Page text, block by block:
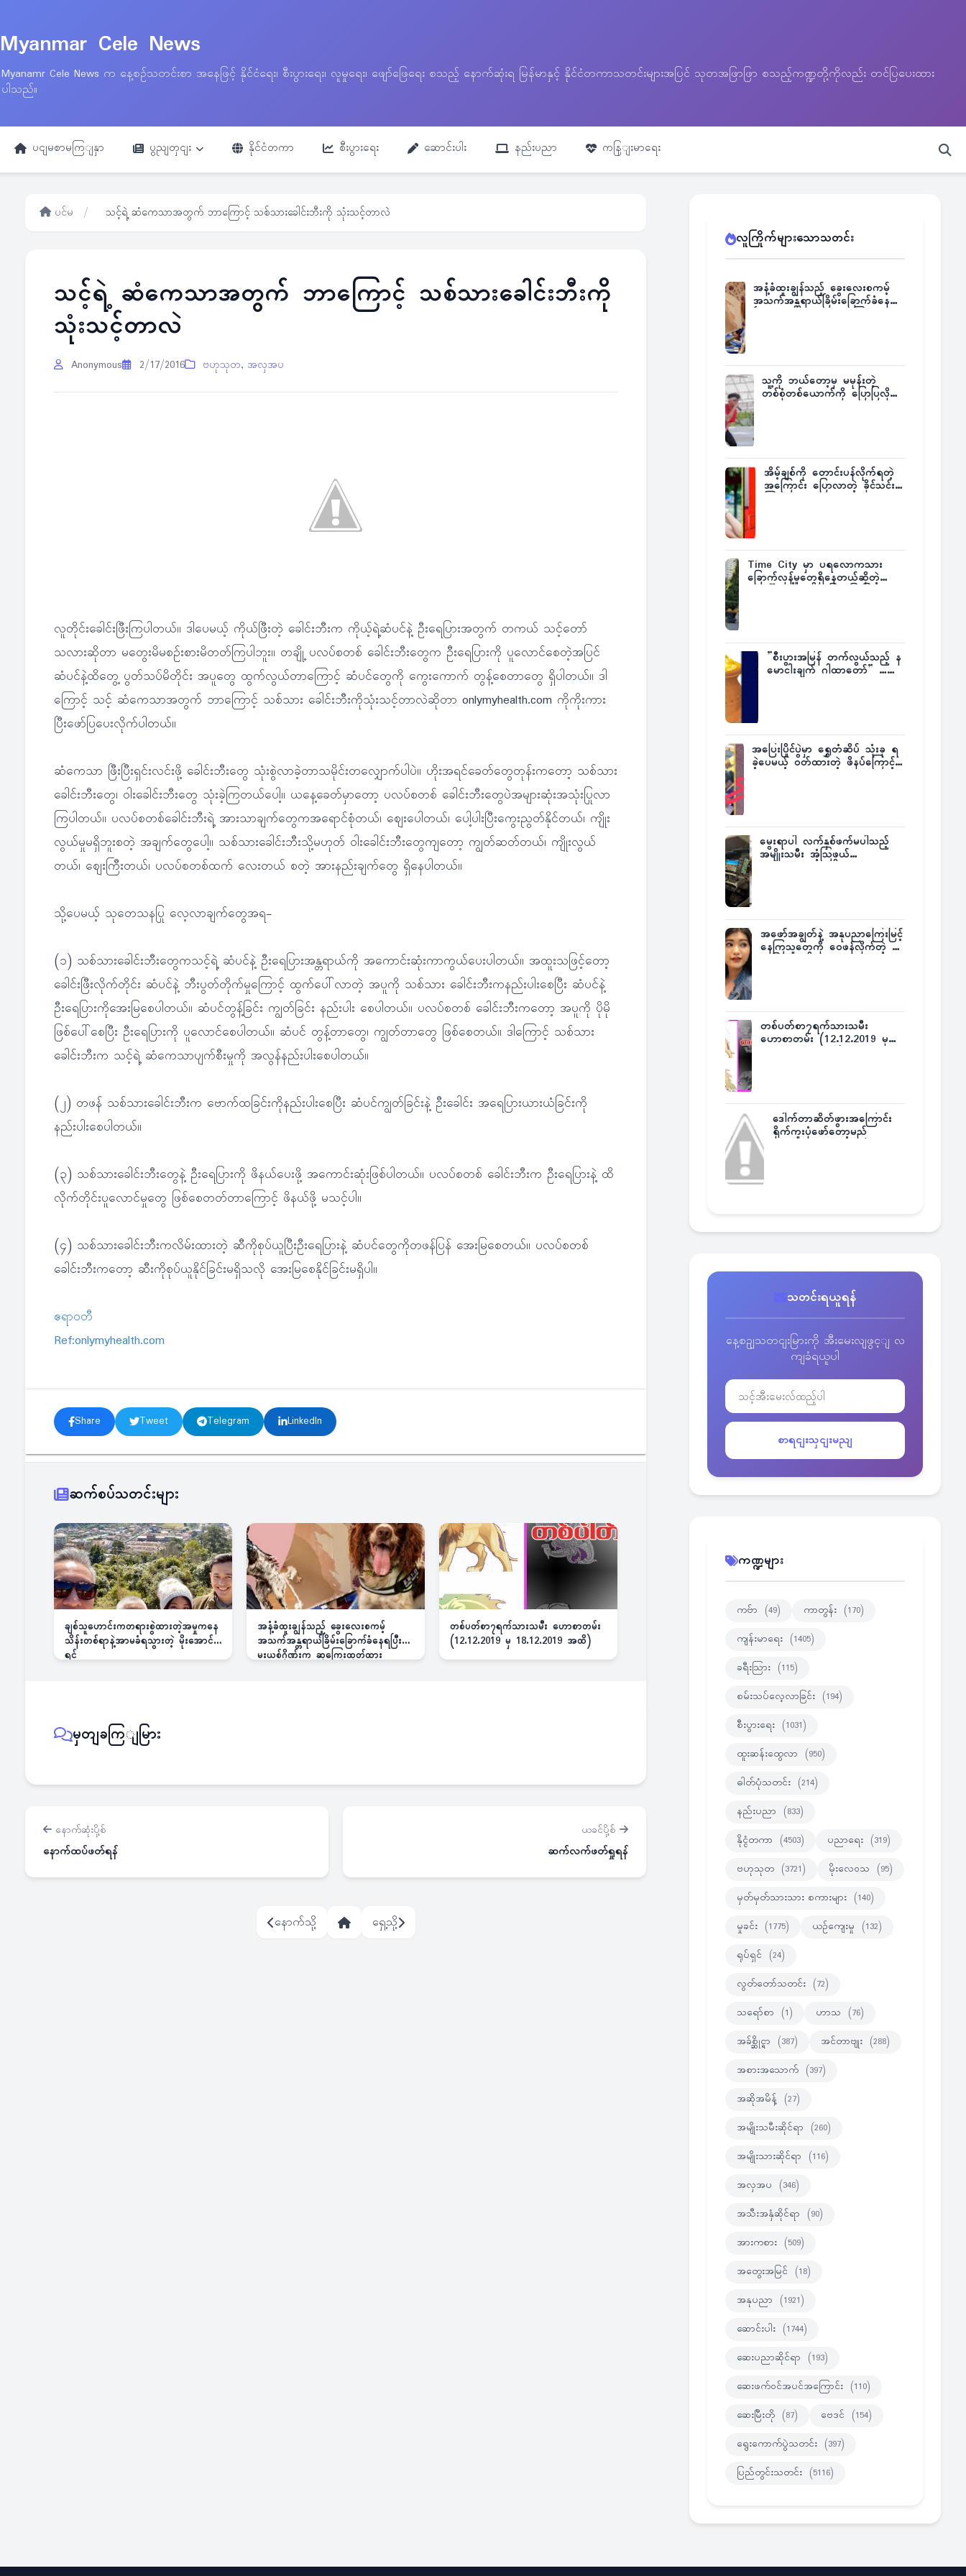
Myanmar Cele News
Myanamr Cele News က နေ့စဉ်သတင်းစာ အနေဖြင့် နိုင်ငံရေး၊ စီးပွားရေး၊ လူမှုရေး၊ ဖျော်ဖြေရေး စသည့် နောက်ဆုံးရ မြန်မာနှင့် နိုင်ငံတကာသတင်းများအပြင် သုတအဖြာဖြာ စသည့်ကဏ္ဍတို့ကိုလည်း တင်ပြပေးထား
ပါသည်။
ပငျမစာမကြျနှာ ပွညျတှငျး နိုင်ငံတကာ စီးပွားရေး ဆောင်းပါး နည်းပညာ ကနြျးမာရေး
ပင်မ / သင့်ရဲ့ ဆံကေသာအတွက် ဘာကြောင့် သစ်သားခေါင်းဘီးကို သုံးသင့်တာလဲ
သင့်ရဲ့ ဆံကေသာအတွက် ဘာကြောင့် သစ်သားခေါင်းဘီးကို
သုံးသင့်တာလဲ
Anonymous 2/17/2016 ဗဟုသုတ, အလှအပ
လူတိုင်းခေါင်းဖြီးကြပါတယ်။ ဒါပေမယ့် ကိုယ်ဖြီးတဲ့ ခေါင်းဘီးက ကိုယ့်ရဲ့ဆံပင်နဲ့ ဦးရေပြားအတွက် တကယ် သင့်တော်
သလားဆိုတာ မတွေးမိမစဉ်းစားမိတတ်ကြပါဘူး။ တချို့ ပလပ်စတစ် ခေါင်းဘီးတွေက ဦးရေပြားကို ပူလောင်စေတဲ့အပြင်
ဆံပင်နဲ့ထိတွေ့ ပွတ်သပ်မိတိုင်း အပူတွေ ထွက်လွယ်တာကြောင့် ဆံပင်တွေကို ကွေးကောက် တွန့်စေတာတွေ ရှိပါတယ်။ ဒါ
ကြောင့် သင့် ဆံကေသာအတွက် ဘာကြောင့် သစ်သား ခေါင်းဘီးကိုသုံးသင့်တာလဲဆိုတာ onlymyhealth.com ကိုကိုးကား
ပြီးဖော်ပြပေးလိုက်ပါတယ်။
ဆံကေသာ ဖြီးပြီးရှင်းလင်းဖို့ ခေါင်းဘီးတွေ သုံးစွဲလာခဲ့တာသမိုင်းတလျှောက်ပါပဲ။ ဟိုးအရင်ခေတ်တွေတုန်းကတော့ သစ်သား
ခေါင်းဘီးတွေ၊ ဝါးခေါင်းဘီးတွေ သုံးခဲ့ကြတယ်ပေါ့။ ယနေ့ခေတ်မှာတော့ ပလပ်စတစ် ခေါင်းဘီးတွေပဲအများဆုံးအသုံးပြုလာ
ကြပါတယ်။ ပလပ်စတစ်ခေါင်းဘီးရဲ့ အားသာချက်တွေကအရောင်စုံတယ်၊ ဈေးပေါတယ်၊ ပေါ့ပါးပြီးကွေးညွတ်နိုင်တယ်၊ ကျိုး
လွယ်မှုမရှိဘူးစတဲ့ အချက်တွေပေါ့။ သစ်သားခေါင်းဘီးသို့မဟုတ် ဝါးခေါင်းဘီးတွေကျတော့ ကျွတ်ဆတ်တယ်၊ ကျိုးလွယ်
တယ်၊ ဈေးကြီးတယ်၊ ပလပ်စတစ်ထက် လေးတယ် စတဲ့ အားနည်းချက်တွေ ရှိနေပါတယ်။
သို့ပေမယ့် သုတေသနပြု လေ့လာချက်တွေအရ-
(၁) သစ်သားခေါင်းဘီးတွေကသင့်ရဲ့ ဆံပင်နဲ့ ဦးရေပြားအန္တရာယ်ကို အကောင်းဆုံးကာကွယ်ပေးပါတယ်။ အထူးသဖြင့်တော့
ခေါင်းဖြီးလိုက်တိုင်း ဆံပင်နဲ့ ဘီးပွတ်တိုက်မှုကြောင့် ထွက်ပေါ်လာတဲ့ အပူကို သစ်သား ခေါင်းဘီးကနည်းပါးစေပြီး ဆံပင်နဲ့
ဦးရေပြားကိုအေးမြစေပါတယ်။ ဆံပင်တွန့်ခြင်း ကျွတ်ခြင်း နည်းပါး စေပါတယ်။ ပလပ်စတစ် ခေါင်းဘီးကတော့ အပူကို ပိုမို
ဖြစ်ပေါ်စေပြီး ဦးရေပြားကို ပူလောင်စေပါတယ်။ ဆံပင် တွန့်တာတွေ၊ ကျွတ်တာတွေ ဖြစ်စေတယ်။ ဒါကြောင့် သစ်သား
ခေါင်းဘီးက သင့်ရဲ့ ဆံကေသာပျက်စီးမှုကို အလွန်နည်းပါးစေပါတယ်။
(၂) တဖန် သစ်သားခေါင်းဘီးက ဗောက်ထခြင်းကိုနည်းပါးစေပြီး ဆံပင်ကျွတ်ခြင်းနဲ့ ဦးခေါင်း အရေပြားယားယံခြင်းကို
နည်းပါးစေပါတယ်။
(၃) သစ်သားခေါင်းဘီးတွေနဲ့ ဦးရေပြားကို ဖိနယ်ပေးဖို့ အကောင်းဆုံးဖြစ်ပါတယ်။ ပလပ်စတစ် ခေါင်းဘီးက ဦးရေပြားနဲ့ ထိ
လိုက်တိုင်းပူလောင်မှုတွေ ဖြစ်စေတတ်တာကြောင့် ဖိနယ်ဖို့ မသင့်ပါ။
(၄) သစ်သားခေါင်းဘီးကလိမ်းထားတဲ့ ဆီကိုစုပ်ယူပြီးဦးရေပြားနဲ့ ဆံပင်တွေကိုတဖန်ပြန် အေးမြစေတယ်။ ပလပ်စတစ်
ခေါင်းဘီးကတော့ ဆီးကိုစုပ်ယူနိုင်ခြင်းမရှိသလို အေးမြစေနိုင်ခြင်းမရှိပါ။
ဧရာဝတီ
Ref:onlymyhealth.com
Share Tweet Telegram LinkedIn
ဆက်စပ်သတင်းများ
ချစ်သူဟောင်းကတရားစွဲထားတဲ့အမှုကနေ
သိန်းတစ်ရာနဲ့အာမခံရသွားတဲ့ မိုးအောင်
ရင်
အနံ့ခံထူးချွန်သည့် ခွေးလေးစကမ့်
အသက်အန္တရာယ်ခြိမ်းခြောက်ခံနေရပြီး
မူးယစ်ဂိုဏ်းက ဆုကြေးထုတ်ထား
တစ်ပတ်စာ၇ရက်သားသမီး ဟောစာတမ်း
(12.12.2019 မှ 18.12.2019 အထိ)
မှတျခကြျမြား
နောက်ဆုံးပို့စ်
နောက်ထပ်ဖတ်ရန်
ယခင်ပို့စ်
ဆက်လက်ဖတ်ရှုရန်
နောက်သို့ ရှေ့သို့
လူကြိုက်များသောသတင်း
အနံ့ခံထူးချွန်သည့် ခွေးလေးစကမ့်
အသက်အန္တရာယ်ခြိမ်းခြောက်ခံနေရ
သူ့ကို ဘယ်တော့မှ မမုန်းတဲ့
တစ်စုံတစ်ယောက်ကို ပြောပြလိုက်
အိမ့်ချစ်ကို တောင်းပန်လိုက်ရတဲ့
အကြောင်း ပြောလာတဲ့ ခိုင်သင်း
Time City မှာ ပရလောကသား
ခြောက်လှန့်မှုတွေရှိနေတယ်ဆိုတဲ့
”စီးပွားအမြန် တက်လွယ်သည့် န
မောငါးချက် ဂါထာတော်” ……
အပြေးပြိုင်ပွဲမှာ ရွှေတံဆိပ် သုံးခု ရ
ခဲ့ပေမယ့် ဝတ်ထားတဲ့ ဖိနပ်ကြောင့်
မွေးရာပါ လက်နှစ်ဖက်မပါသည့်
အမျိုးသမီး အံ့သြဖွယ်
အဖော်အချွတ်နဲ့ အနုပညာကြေးမြင့်
နေကြသူတွေကို ဝေဖန်လိုက်တဲ့ သ
တစ်ပတ်စာ၇ရက်သားသမီး
ဟောစာတမ်း (12.12.2019 မှ
ဒေါက်တာဆိတ်ဖွားအကြောင်း
ရိုက်ကူးပုံဖော်တော့မည်
သတင်းရယူရန်
နေ့စဥျသတငျးမြားကို အီးမေးလျဖွင့ျ လ
ကျခံရယူပါ
စာရငျးသှငျးမညျ
ကဏ္ဍများ
ကဗ်ာ (49) ကာတွန်း (170)
ကျန်းမာရေး (1405)
ခရီးသြား (115)
စမ်းသပ်လေ့လာခြင်း (194)
စီးပွားရေး (1031)
ထူးဆန်းထွေလာ (950)
ဓါတ်ပုံသတင်း (214)
နည်းပညာ (833)
နိုင္ငံတကာ (4503) ပညာရေး (319)
ဗဟုသုတ (3721) မိုးလေဝသ (95)
မှတ်မှတ်သားသား စကားများ (140)
မှုခင်း (1775) ယဉ်ကျေးမှု (132)
ရုပ်ရှင် (24)
လွတ်တော်သတင်း (72)
သရော်စာ (1) ဟာသ (76)
အခ်စ္ဆိုင္ရာ (387) အင်တာဗျုး (288)
အစားအသောက် (397)
အဆိုအမိန့် (27)
အမျိုးသမီးဆိုင်ရာ (260)
အမျိုးသားဆိုင်ရာ (116)
အလှအပ (346)
အသီးအနှံဆိုင်ရာ (90)
အားကစား (509)
အတွေးအမြင် (18)
အနုပညာ (1921)
ဆောင်းပါး (1744)
ဆေးပညာဆိုင်ရာ (193)
ဆေးဖက်ဝင်အပင်အကြောင်း (110)
ဆေးမြီးတို (87) ဗေဒင် (154)
ရွေးကောက်ပွဲသတင်း (397)
ပြည်တွင်းသတင်း (5116)